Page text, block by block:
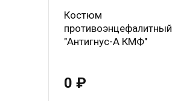
Костюм
противоэнцефалитный
"Антигнус-А КМФ"
0 ₽